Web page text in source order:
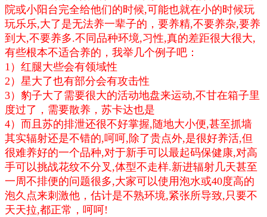
院或小阳台完全给他们的时候,可能也就在小的时候玩
玩乐乐,大了是无法养一辈子的，要养精,不要养杂,要养
到大,不要养多.不同品种环境,习性,真的差距很大很大,
有些根本不适合养的，我举几个例子吧：
1）红腿大些会有领域性
2）星大了也有部分会有攻击性
3）豹子大了需要很大的活动地盘来运动,不甘在箱子里
度过了，需要散养， 苏卡达也是
4）而且苏的排泄还很不好掌握,随地大小便,甚至抓墙
其实辐射还是不错的,呵呵,除了贵点外,是很好养活,但
很难养好的一个品种,对于新手可以最起码保健康,对高
手可以挑战花纹不分叉,体型不走样.新进辐射几天甚至
一周不排便的问题很多,大家可以使用泡水或40度高的
泡久点来刺激他，估计是不熟环境,紧张所导致,只要不
天天拉,都正常，呵呵!